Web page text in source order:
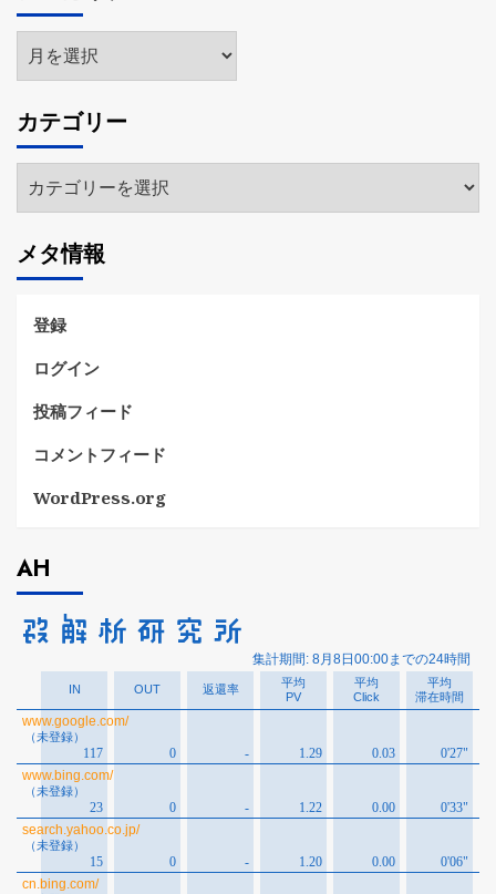
ア
ー
イ
ブ
カテゴリー
テ
リ
ー
メタ情報
登録
ログイン
投稿フィード
コメントフィード
WordPress.org
AH